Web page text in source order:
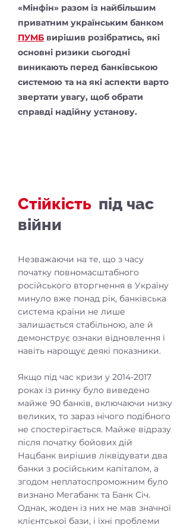
«Мінфін» разом із найбільшим
приватним українським банком
ПУМБ вирішив розібратись, які
основні ризики сьогодні
виникають перед банківською
системою та на які аспекти варто
звертати увагу, щоб обрати
справді надійну установу.
Стійкість під час
війни
Незважаючи на те, що з часу
початку повномасштабного
російського вторгнення в Україну
минуло вже понад рік, банківська
система країни не лише
залишається стабільною, але й
демонструє ознаки відновлення і
навіть нарощує деякі показники.
Якщо під час кризи у 2014-2017
роках із ринку було виведено
майже 90 банків, включаючи низку
великих, то зараз нічого подібного
не спостерігається. Майже відразу
після початку бойових дій
Нацбанк вирішив ліквідувати два
банки з російським капіталом, а
згодом неплатоспроможним було
визнано Мегабанк та Банк Січ.
Однак, жоден із них не мав значної
клієнтської бази, і їхні проблеми